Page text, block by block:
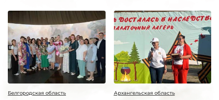
Белгородская область Архангельская область